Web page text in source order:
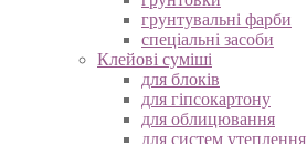
грунтувальні фарби
спеціальні засоби
Клейові суміші
для блоків
для гіпсокартону
для облицювання
для систем утеплення